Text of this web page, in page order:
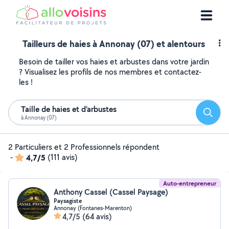
Tailleurs de haies à Annonay (07) et alentours
Besoin de tailler vos haies et arbustes dans votre jardin
? Visualisez les profils de nos membres et contactez-
les !
Taille de haies et d'arbustes
à Annonay (07)
2 Particuliers et 2 Professionnels répondent
-
4,7/5 (111 avis)
Auto-entrepreneur
Anthony Cassel (Cassel Paysage)
Paysagiste
Annonay (Fontanes-Marenton)
4,7/5 (64 avis)